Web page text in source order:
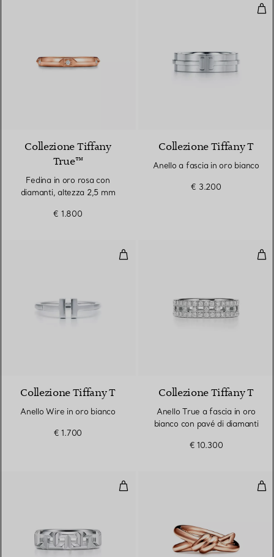
Collezione Tiffany
True™
Fedina in oro rosa con
diamanti, altezza 2,5 mm
€ 1.800
Collezione Tiffany T
Anello a fascia in oro bianco
€ 3.200
Anello Wire in oro bianco
Collezione Tiffany T
Anello Wire in oro bianco
€ 1.700
Collezione Tiffany T
Anello True a fascia in oro
bianco con pavé di diamanti
€ 10.300
Anello True a fascia in oro